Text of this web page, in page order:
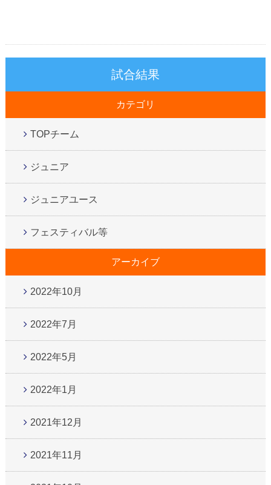
試合結果
カテゴリ
TOPチーム
ジュニア
ジュニアユース
フェスティバル等
アーカイブ
2022年10月
2022年7月
2022年5月
2022年1月
2021年12月
2021年11月